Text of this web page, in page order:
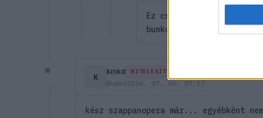
Ez csak egy troll, direkt
bunkót, felesleges vele
K
kmkd HITELESÍTETT
@kmkd2026. 07. 08. 07:17
kész szappanopera már... egyébként